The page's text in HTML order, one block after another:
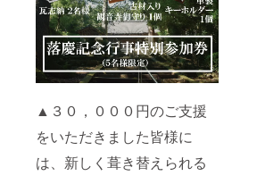
▲３０，０００円のご支援
をいただきました皆様に
は、新しく葺き替えられる